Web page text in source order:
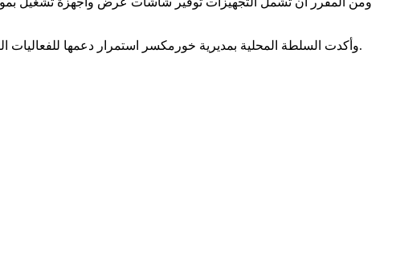
وأكدت السلطة المحلية بمديرية خورمكسر استمرار دعمها للفعاليات الرياضية والمجتمعية والثقافية التي تسهم في تنشيط الحياة العامة وتعزيز الحراك الاجتماعي والرياضي على مستوى العاصمة عدن.